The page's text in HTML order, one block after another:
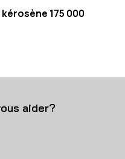
175 000
aider?